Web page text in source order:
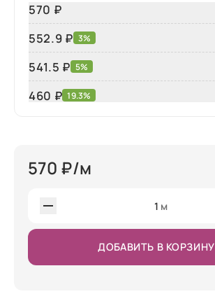
570 ₽
552.9 ₽ 3%
541.5 ₽ 5%
460 ₽ 19.3%
570 ₽/м
1 м
ДОБАВИТЬ В КОРЗИНУ